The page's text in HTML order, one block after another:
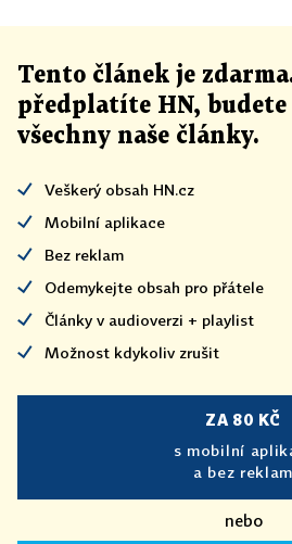
Tento článek je
předplatíte HN,
všechny naše články.
Veškerý obsah HN.cz
Mobilní aplikace
Bez reklam
Odemykejte obsah pro přátele
Články v audioverzi + playlist
Možnost kdykoliv zrušit
ZA 80 KČ
s mobilní
a bez reklam
nebo